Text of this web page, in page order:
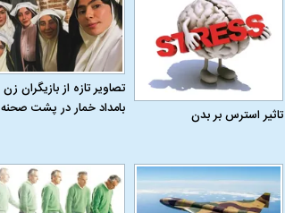
تاثیر استرس بر بدن
تصاویر تازه از بازیگران زن
بامداد خمار در پشت صحنه